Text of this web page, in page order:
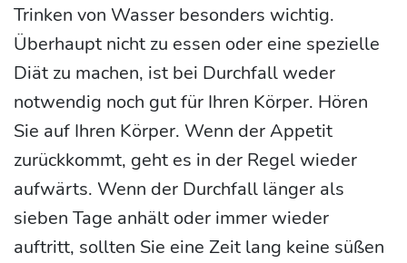
Trinken von Wasser besonders wichtig.
Überhaupt nicht zu essen oder eine spezielle
Diät zu machen, ist bei Durchfall weder
notwendig noch gut für Ihren Körper. Hören
Sie auf Ihren Körper. Wenn der Appetit
zurückkommt, geht es in der Regel wieder
aufwärts. Wenn der Durchfall länger als
sieben Tage anhält oder immer wieder
auftritt, sollten Sie eine Zeit lang keine süßen